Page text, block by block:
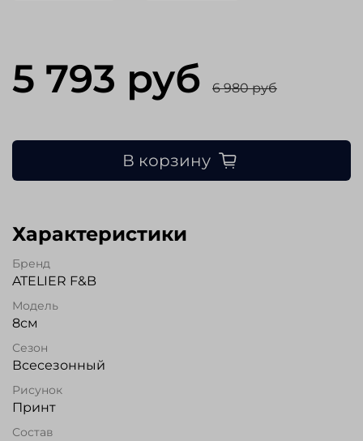
5 793 руб 6 980 руб
В корзину
Характеристики
Бренд
ATELIER F&B
Модель
8см
Сезон
Всесезонный
Рисунок
Принт
Состав